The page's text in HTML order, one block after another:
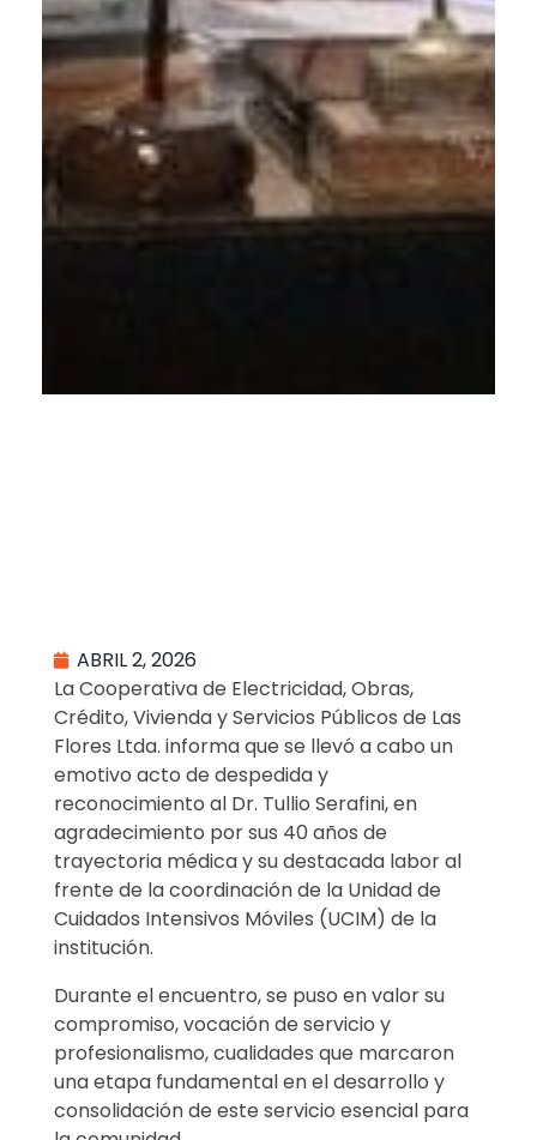
ABRIL 2, 2026
La Cooperativa de Electricidad, Obras,
Crédito, Vivienda y Servicios Públicos de Las
Flores Ltda. informa que se llevó a cabo un
emotivo acto de despedida y
reconocimiento al Dr. Tullio Serafini, en
agradecimiento por sus 40 años de
trayectoria médica y su destacada labor al
frente de la coordinación de la Unidad de
Cuidados Intensivos Móviles (UCIM) de la
institución.
Durante el encuentro, se puso en valor su
compromiso, vocación de servicio y
profesionalismo, cualidades que marcaron
una etapa fundamental en el desarrollo y
consolidación de este servicio esencial para